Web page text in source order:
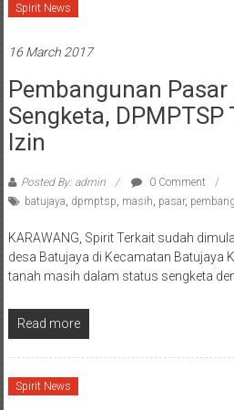
Spirit News
16 March 2017
Pembangunan
Sengketa, DPMPTSP
Izin
Posted By: admin
0 Comment
batujaya dpmptsp masih pasar,
KARAWANG, Spirit Terkait sudah
desa Batujaya di Kecamatan Batujaya
tanah masih dalam status sengketa
Read more
Spirit News